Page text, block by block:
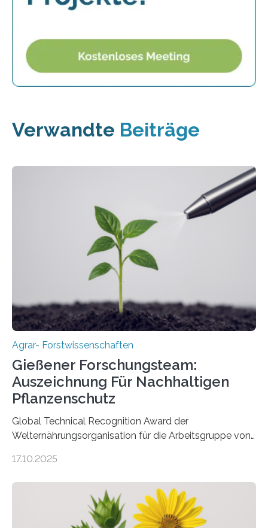
Verwandte Beiträge
Agrar- Forstwissenschaften
Gießener Forschungsteam:
Auszeichnung Für Nachhaltigen
Pflanzenschutz
Global Technical Recognition Award der
Welternährungsorganisation für die Arbeitsgruppe von
Insektenbiotechnologie der JLU Insekten spielen eine
aber Krankheiten übertragen und der Landwirtschaft
und dem Gartenbau erhebliche Schäden zufügen. Es ist
daher entscheidend, Schadinsekten effektiv zu
17.10.2025